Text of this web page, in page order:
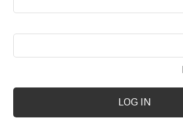
LOG IN